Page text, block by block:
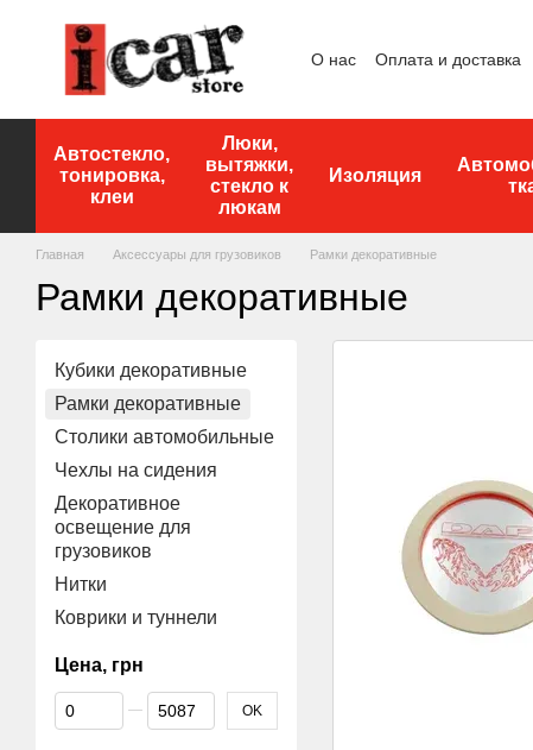
О нас Оплата и доставка
Автостекло,
тонировка,
клеи
Люки,
вытяжки,
стекло к
люкам
Изоляция
Главная Аксессуары для грузовиков Рамки декоративные
Рамки декоративные
Кубики декоративные
Рамки декоративные
Столики автомобильные
Чехлы на сидения
Декоративное
освещение для
грузовиков
Нитки
Коврики и туннели
Цена, грн
От Цена, грн
До Цена, грн OK